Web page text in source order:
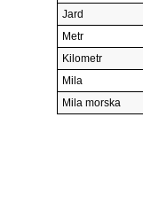
Jard
Metr
Kilometr
Mila
Mila morska